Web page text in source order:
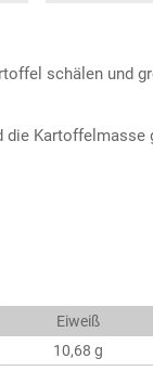
schälen und
die Kartoffelmasse
Eiweiß
10,68 g